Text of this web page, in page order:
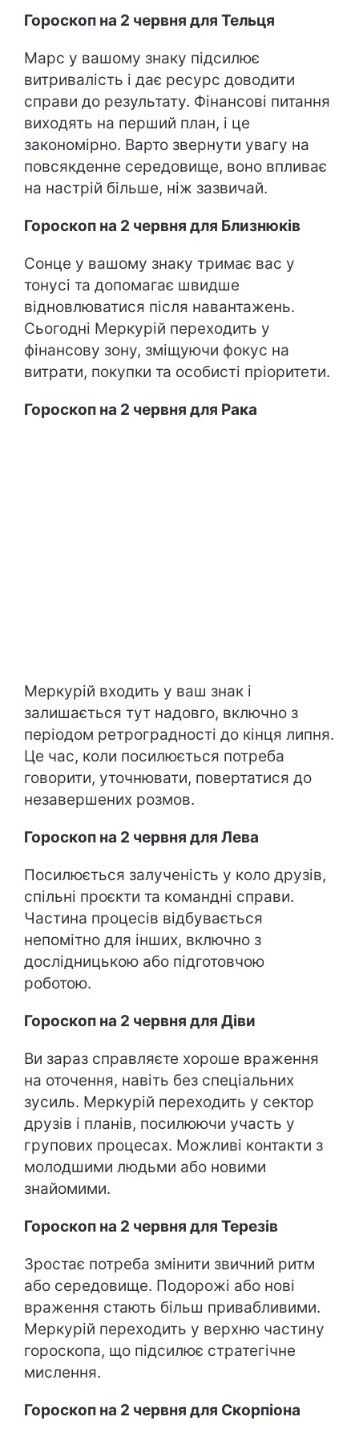
Гороскоп на 2 червня для Тельця
Марс у вашому знаку підсилює
витривалість і дає ресурс доводити
справи до результату. Фінансові питання
виходять на перший план, і це
закономірно. Варто звернути увагу на
повсякденне середовище, воно впливає
на настрій більше, ніж зазвичай.
Гороскоп на 2 червня для Близнюків
Сонце у вашому знаку тримає вас у
тонусі та допомагає швидше
відновлюватися після навантажень.
Сьогодні Меркурій переходить у
фінансову зону, зміщуючи фокус на
витрати, покупки та особисті пріоритети.
Гороскоп на 2 червня для Рака
Меркурій входить у ваш знак і
залишається тут надовго, включно з
періодом ретроградності до кінця липня.
Це час, коли посилюється потреба
говорити, уточнювати, повертатися до
незавершених розмов.
Гороскоп на 2 червня для Лева
Посилюється залученість у коло друзів,
спільні проєкти та командні справи.
Частина процесів відбувається
непомітно для інших, включно з
дослідницькою або підготовчою
роботою.
Гороскоп на 2 червня для Діви
Ви зараз справляєте хороше враження
на оточення, навіть без спеціальних
зусиль. Меркурій переходить у сектор
друзів і планів, посилюючи участь у
групових процесах. Можливі контакти з
молодшими людьми або новими
знайомими.
Гороскоп на 2 червня для Терезів
Зростає потреба змінити звичний ритм
або середовище. Подорожі або нові
враження стають більш привабливими.
Меркурій переходить у верхню частину
гороскопа, що підсилює стратегічне
мислення.
Гороскоп на 2 червня для Скорпіона